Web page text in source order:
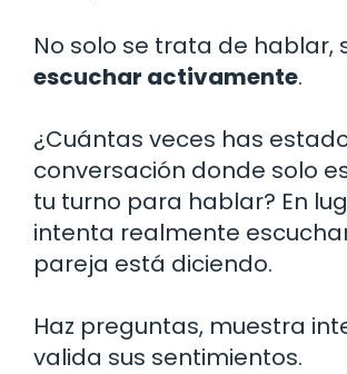
No solo se trata de hablar,
escuchar activamente.
¿Cuántas veces has
conversación donde solo
tu turno para hablar? En
intenta realmente
pareja está diciendo.
Haz preguntas, muestra
valida sus sentimientos.